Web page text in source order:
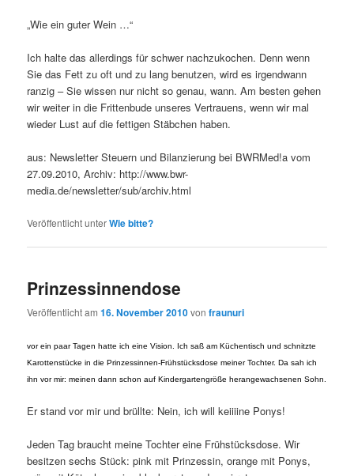
„Wie ein guter Wein …“
Ich halte das allerdings für schwer nachzukochen. Denn wenn
Sie das Fett zu oft und zu lang benutzen, wird es irgendwann
ranzig – Sie wissen nur nicht so genau, wann. Am besten gehen
wir weiter in die Frittenbude unseres Vertrauens, wenn wir mal
wieder Lust auf die fettigen Stäbchen haben.
aus: Newsletter Steuern und Bilanzierung bei BWRMed!a vom
27.09.2010, Archiv: http://www.bwr-
media.de/newsletter/sub/archiv.html
Veröffentlicht unterWie bitte?
Prinzessinnendose
Veröffentlicht am16. November 2010vonfraunuri
vor ein paar Tagen hatte ich eine Vision. Ich saß am Küchentisch und schnitzte
Karottenstücke in die Prinzessinnen-Frühstücksdose meiner Tochter. Da sah ich
ihn vor mir: meinen dann schon auf Kindergartengröße herangewachsenen Sohn.
Er stand vor mir und brüllte: Nein, ich will keiiiine Ponys!
Jeden Tag braucht meine Tochter eine Frühstücksdose. Wir
besitzen sechs Stück: pink mit Prinzessin, orange mit Ponys,